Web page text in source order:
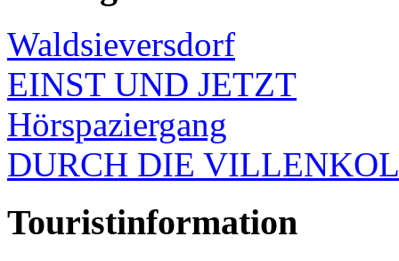
Waldsieversdorf
EINST UND JETZT
Hörspaziergang
DURCH DIE
Touristinformation